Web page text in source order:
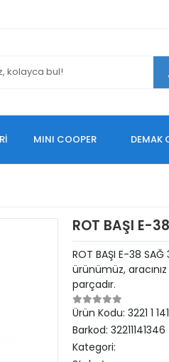
MINI COOPER DEMAK
ROT BAŞI E-
ROT BAŞI E-38 SAĞ
ürünümüz,
parçadır.
Ürün Kodu: 3221 1
Barkod: 32211141346
Kategori: